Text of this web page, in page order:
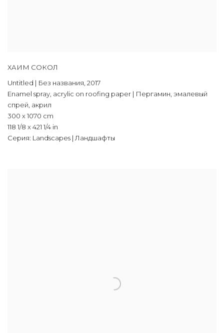
ХАИМ СОКОЛ
Untitled | Без названия 2017
Enamel spray acrylic on roofing paper | Пергамин эмалевый
спрей акрил
300 x 1070 cm
118 1/8 x 421 1/4 in
Серия: Landscapes | Ландшафты